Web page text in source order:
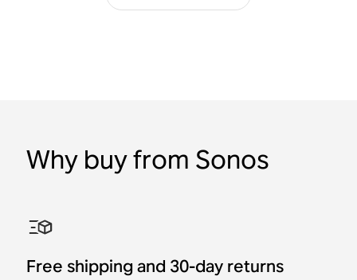
Why buy from Sonos
Free shipping and 30-day returns